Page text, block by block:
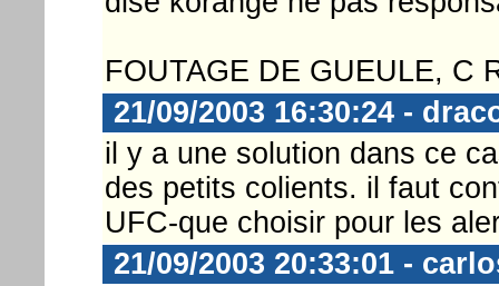
FOUTAGE DE GUEULE, C
21/09/2003 16:30:24 -
il y a une solution dans ce
des petits colients. il faut
UFC-que choisir pour les
21/09/2003 20:33:01 -